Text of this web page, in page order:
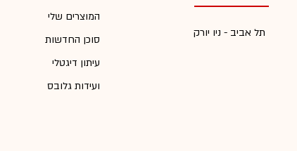
תל אביב - ניו יורק
המוצרים שלי
סוכן החדשות
עיתון דיגטלי
ועידות גלובס